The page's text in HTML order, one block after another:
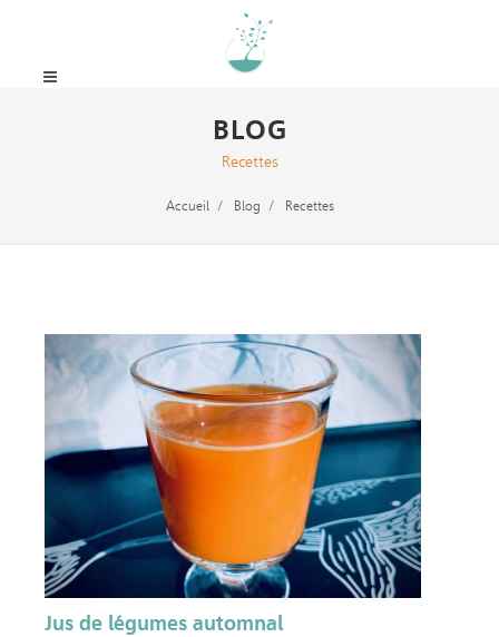
BLOG
Recettes
Accueil Blog Recettes
Jus de légumes automnal